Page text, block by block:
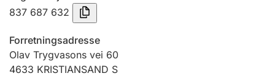
Tinglysing
Jeger
Betaling og jegeravgiftskort
837 687 632
Forretningsadresse
Olav Trygvasons vei 60
4633 KRISTIANSAND S